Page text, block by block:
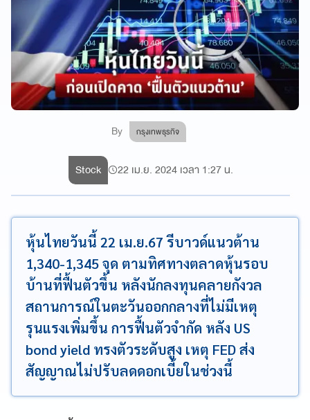
By กรุงเทพธุรกิจ
Stock 22 เม.ย. 2024 เวลา 1:27 น.
หุ้นไทยวันนี้ 22 เม.ย.67 รีบาวด์แนวต้าน
1,340-1,345 จุด ตามทิศทางตลาดหุ้นรอบ
บ้านที่ฟื้นตัวขึ้น หลังนักลงทุนคลายกังวล
สถานการณ์ในตะวันออกกลางที่ไม่มีเหตุ
รุนแรงเพิ่มขึ้น การฟื้นตัวจำกัด หลัง US
bond yield ทรงตัวระดับสูง เหตุ FED ส่ง
สัญญาณไม่ปรับลดดอกเบี้ยในช่วงนี้